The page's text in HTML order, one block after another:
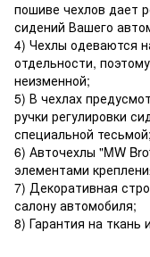
пошиве чехлов дает
сидений Вашего
4) Чехлы одеваются
отдельности,
неизменной;
5) В чехлах
ручки регулировки
специальной тесьмой;
6) Авточехлы "MW
элементами
7) Декоративная
салону автомобиля;
8) Гарантия на ткань